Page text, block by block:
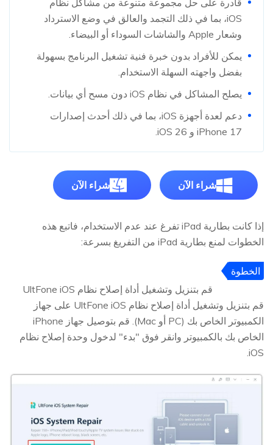
قادرة على حل مجموعة متنوعة من مشاكل نظام
iOS، بما في ذلك التجمد والعالق في وضع الاسترداد
وشعار Apple والشاشات السوداء أو البيضاء.
يمكن للأفراد بدون خبرة فنية تشغيل البرنامج بسهولة
بفضل واجهته السهلة الاستخدام.
يصلح المشاكل في نظام iOS دون مسح أي بيانات.
دعم لعدة أجهزة iOS، بما في ذلك أحدث إصدارات
iPhone 17 و iOS 26.
شراء الآن شراء الآن
إذا كانت بطارية iPad تفرغ عند عدم الاستخدام، فاتبع هذه
الخطوات لمنع بطارية iPad من التفريغ بسرعة:
الخطوة
قم بتنزيل وتشغيل أداة إصلاح نظام UltFone iOS
قم بتنزيل وتشغيل أداة إصلاح نظام UltFone iOS على جهاز
الكمبيوتر الخاص بك (PC أو Mac). قم بتوصيل جهاز iPhone
الخاص بك بالكمبيوتر وانقر فوق "بدء" لدخول وحدة إصلاح نظام
iOS.